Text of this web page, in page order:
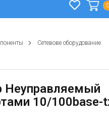
Сетевове оборудование
Неуправляемый
10/100base-